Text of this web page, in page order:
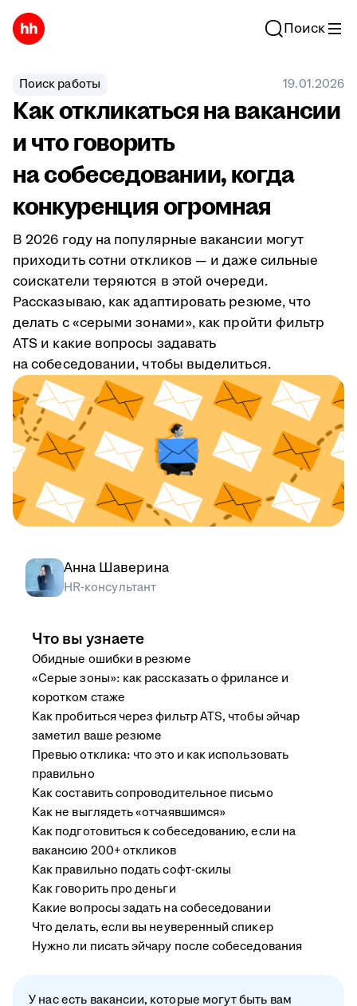
Поиск
Поиск работы 19.01.2026
Как откликаться на вакансии
и что говорить
на собеседовании, когда
конкуренция огромная
В 2026 году на популярные вакансии могут
приходить сотни откликов — и даже сильные
соискатели теряются в этой очереди.
Рассказываю, как адаптировать резюме, что
делать с «серыми зонами», как пройти фильтр
ATS и какие вопросы задавать
на собеседовании, чтобы выделиться.
Анна Шаверина
HR-консультант
Что вы узнаете
Обидные ошибки в резюме
«Серые зоны»: как рассказать о фрилансе и
коротком стаже
Как пробиться через фильтр ATS, чтобы эйчар
заметил ваше резюме
Превью отклика: что это и как использовать
правильно
Как составить сопроводительное письмо
Как не выглядеть «отчаявшимся»
Как подготовиться к собеседованию, если на
вакансию 200+ откликов
Как правильно подать софт-скилы
Как говорить про деньги
Какие вопросы задать на собеседовании
Что делать, если вы неуверенный спикер
Нужно ли писать эйчару после собеседования
У нас есть вакансии, которые могут быть вам